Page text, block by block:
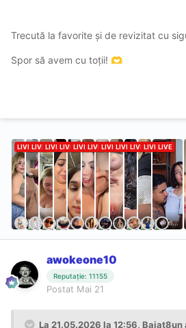
Trecută la favorite și de revizitat cu
Spor să avem cu toții! 🫶
awokeone10
Reputație: 11155
Postat Mai 21
La 21.05.2026 la 12:56, Baiat8un